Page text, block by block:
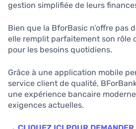
gestion simplifiée de leurs
Bien que la BforBasic n’offre pas
elle remplit parfaitement son rôle
pour les besoins quotidiens.
Grâce à une application mobile
service client de qualité,
une expérience bancaire
exigences actuelles.